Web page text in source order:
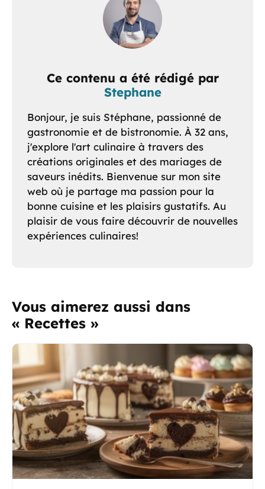
Ce contenu a été rédigé par
Stephane
Bonjour, je suis Stéphane, passionné de
gastronomie et de bistronomie. À 32 ans,
j'explore l'art culinaire à travers des
créations originales et des mariages de
saveurs inédits. Bienvenue sur mon site
web où je partage ma passion pour la
bonne cuisine et les plaisirs gustatifs. Au
plaisir de vous faire découvrir de nouvelles
expériences culinaires!
Vous aimerez aussi dans
« Recettes »